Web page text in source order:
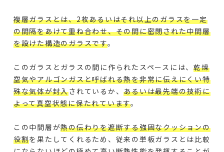
複層ガラスとは、2枚あるいはそれ以上のガラスを一定
の間隔をあけて重ね合わせ、その間に密閉された中間層
を設けた構造のガラスです。
このガラスとガラスの間に作られたスペースには、乾燥
空気やアルゴンガスと呼ばれる熱を非常に伝えにくい特
殊な気体が封入されているか、あるいは最先端の技術に
よって真空状態に保たれています。
この中間層が熱の伝わりを遮断する強固なクッションの
役割を果たしてくれるため、従来の単板ガラスとは比較